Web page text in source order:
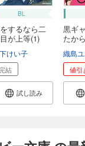
BL
するなら二
が上等(1)
けい子
結
試し読み
黒ギ
たか
織島
値引